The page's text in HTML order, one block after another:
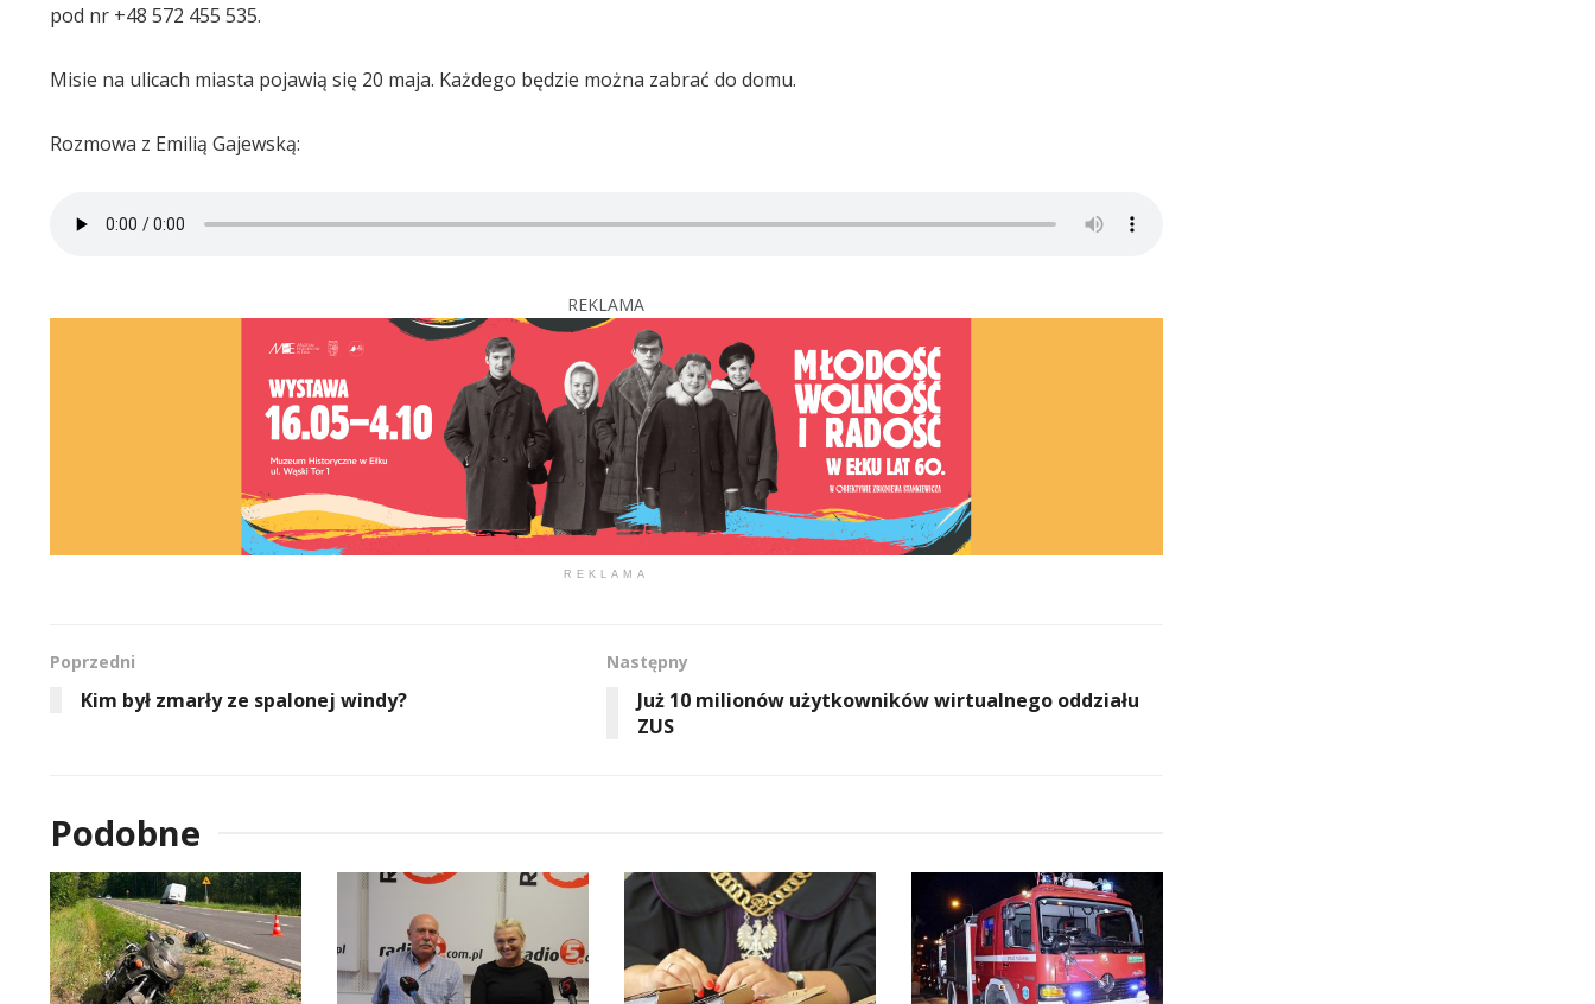
pod nr +48 572 455 535.
Misie na ulicach miasta pojawią się 20 maja. Każdego będzie można zabrać do domu.
Rozmowa z Emilią Gajewską:
REKLAMA
REKLAMA
Poprzedni
Kim był zmarły ze spalonej windy?
Następny
Już 10 milionów użytkowników wirtualnego oddziału
ZUS
Podobne